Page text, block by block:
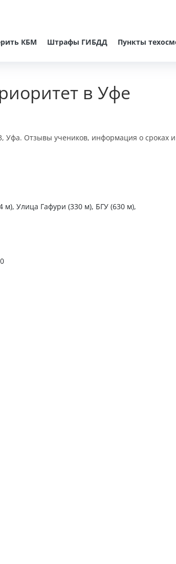
КБМ Штрафы ГИБДД Пункты
в Уфе
Отзывы учеников, информация о сроках
Улица Гафури (330 м), БГУ (630 м),